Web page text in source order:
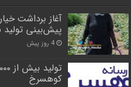
آغاز برداشت
پیش‌بینی تولید بیش از ۲۷
4 روز پیش
کوهسرخ